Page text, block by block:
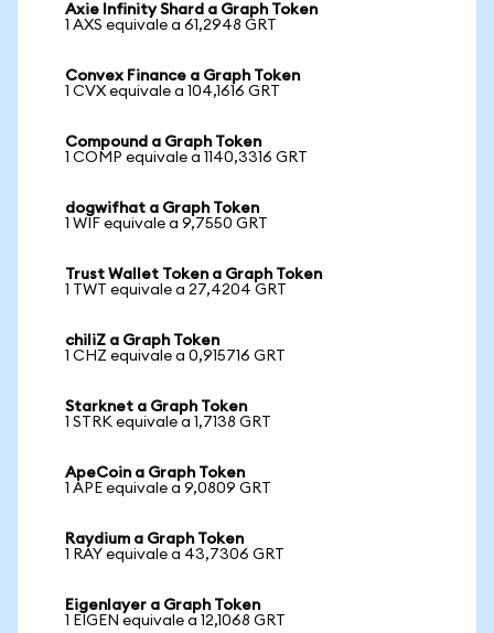
Axie Infinity Shard a Graph Token
1 AXS equivale a 61,2948 GRT
Convex Finance a Graph Token
1 CVX equivale a 104,1616 GRT
Compound a Graph Token
1 COMP equivale a 1140,3316 GRT
dogwifhat a Graph Token
1 WIF equivale a 9,7550 GRT
Trust Wallet Token a Graph Token
1 TWT equivale a 27,4204 GRT
chiliZ a Graph Token
1 CHZ equivale a 0,915716 GRT
Starknet a Graph Token
1 STRK equivale a 1,7138 GRT
ApeCoin a Graph Token
1 APE equivale a 9,0809 GRT
Raydium a Graph Token
1 RAY equivale a 43,7306 GRT
Eigenlayer a Graph Token
1 EIGEN equivale a 12,1068 GRT